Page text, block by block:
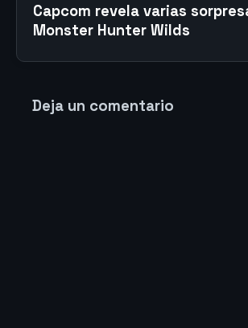
Capcom revela varias
Monster Hunter Wilds
Deja un comentario